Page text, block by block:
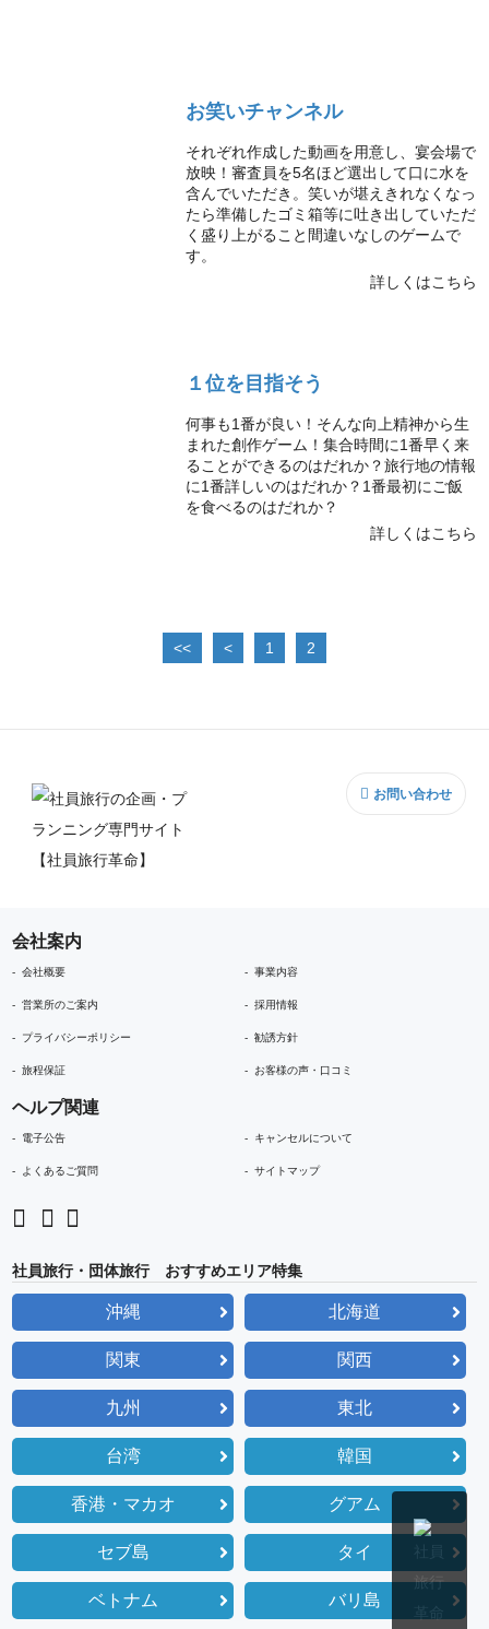
お笑いチャンネル
それぞれ作成した動画を用意し、宴会場で
放映！審査員を5名ほど選出して口に水を
含んでいただき。笑いが堪えきれなくなっ
たら準備したゴミ箱等に吐き出していただ
く盛り上がること間違いなしのゲームで
す。
詳しくはこちら
１位を目指そう
何事も1番が良い！そんな向上精神から生
まれた創作ゲーム！集合時間に1番早く来
ることができるのはだれか？旅行地の情報
に1番詳しいのはだれか？1番最初にご飯
を食べるのはだれか？
詳しくはこちら
1 2
お問い合わせ
会社案内
会社概要 事業内容
営業所のご案内 採用情報
プライバシーポリシー 勧誘方針
旅程保証 お客様の声・口コミ
ヘルプ関連
電子公告 キャンセルについて
よくあるご質問 サイトマップ
社員旅行・団体旅行 おすすめエリア特集
沖縄 北海道
関東 関西
九州 東北
台湾 韓国
香港・マカオ グアム
セブ島 タイ
ベトナム バリ島